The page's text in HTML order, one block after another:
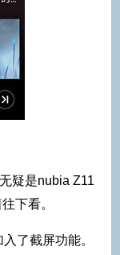
疑是nubia Z11
下看。
了截屏功能。